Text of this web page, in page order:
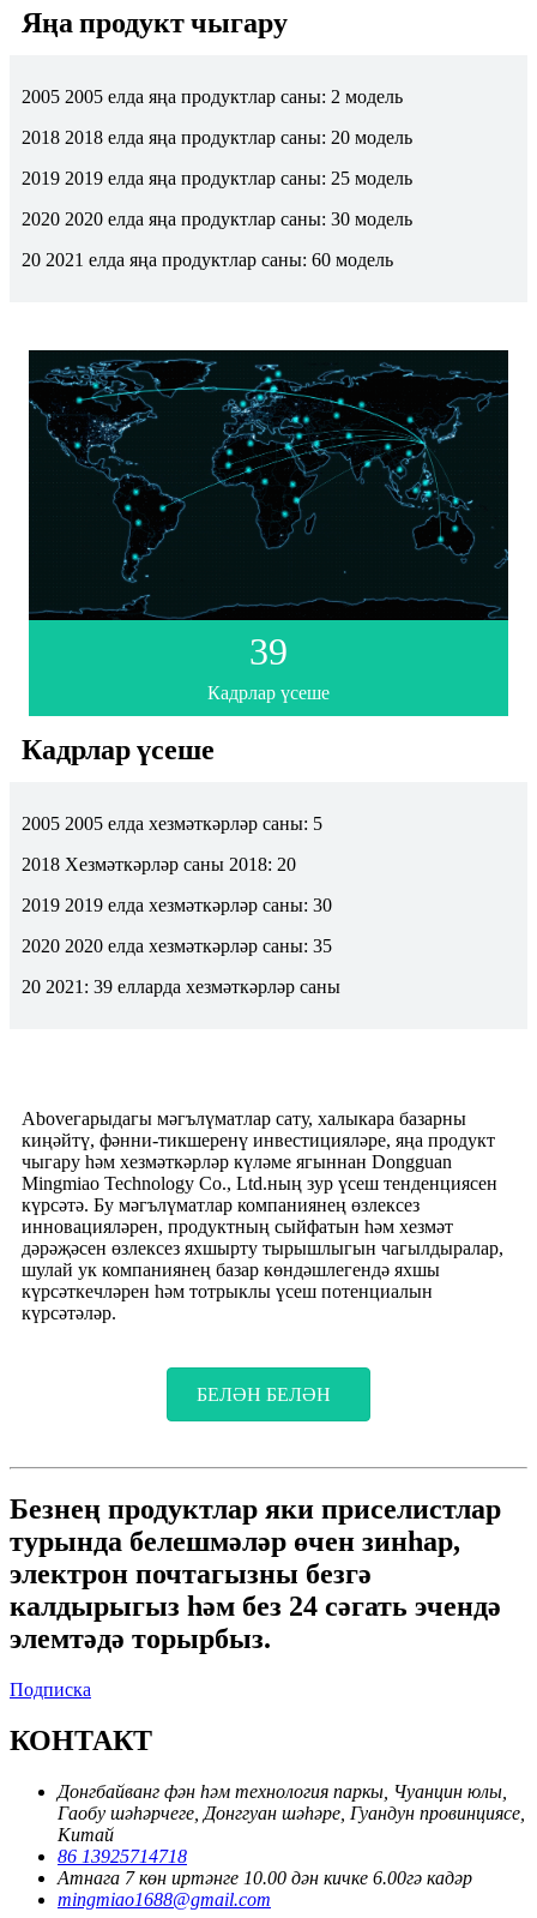
Яңа продукт чыгару
2005 2005 елда яңа продуктлар саны: 2 модель
2018 2018 елда яңа продуктлар саны: 20 модель
2019 2019 елда яңа продуктлар саны: 25 модель
2020 2020 елда яңа продуктлар саны: 30 модель
20 2021 елда яңа продуктлар саны: 60 модель
39
Кадрлар үсеше
Кадрлар үсеше
2005 2005 елда хезмәткәрләр саны: 5
2018 Хезмәткәрләр саны 2018: 20
2019 2019 елда хезмәткәрләр саны: 30
2020 2020 елда хезмәткәрләр саны: 35
20 2021: 39 елларда хезмәткәрләр саны
Aboveгарыдагы мәгълүматлар сату, халыкара базарны
киңәйтү, фәнни-тикшеренү инвестицияләре, яңа продукт
чыгару һәм хезмәткәрләр күләме ягыннан Dongguan
Mingmiao Technology Co., Ltd.ның зур үсеш тенденциясен
күрсәтә. Бу мәгълүматлар компаниянең өзлексез
инновацияләрен, продуктның сыйфатын һәм хезмәт
дәрәҗәсен өзлексез яхшырту тырышлыгын чагылдыралар,
шулай ук ​​компаниянең базар көндәшлегендә яхшы
күрсәткечләрен һәм тотрыклы үсеш потенциалын
күрсәтәләр.
БЕЛӘН БЕЛӘН
Безнең продуктлар яки приселистлар
турында белешмәләр өчен зинһар,
электрон почтагызны безгә
калдырыгыз һәм без 24 сәгать эчендә
элемтәдә торырбыз.
Подписка
КОНТАКТ
Донгбайванг фән һәм технология паркы, Чуанцин юлы,
Гаобу шәһәрчеге, Донггуан шәһәре, Гуандун провинциясе,
Китай
86 13925714718
Атнага 7 көн иртәнге 10.00 дән кичке 6.00гә кадәр
mingmiao1688@gmail.com